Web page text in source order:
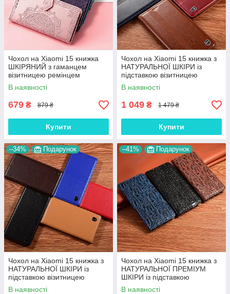
Чохол на Xiaomi 15 книжка
ШКІРЯНИЙ з гаманцем
візитницею ремінцем
підставкою протиударний
"ORNAMENT"
В наявності
679 ₴ 879 ₴
Купити
Чохол на Xiaomi 15 книжка з
НАТУРАЛЬНОЇ ШКІРИ із
підставкою візитницею
протиударний магнітний
"ITALIAN"
В наявності
1 049 ₴ 1 479 ₴
Купити
–34% Подарунок
Чохол на Xiaomi 15 книжка з
НАТУРАЛЬНОЇ ШКІРИ із
підставкою візитницею
протиударний
В наявності
–41% Подарунок
Чохол на Xiaomi 15 книжка з
НАТУРАЛЬНОЇ ПРЕМІУМ
ШКІРИ із підставкою
протиударний магнітний
В наявності